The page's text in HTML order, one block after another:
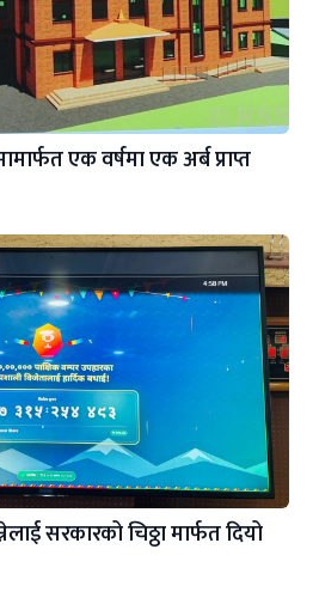
एक वर्षमा एक अर्ब प्राप्त
सरकारको चिठ्ठा मार्फत दियो